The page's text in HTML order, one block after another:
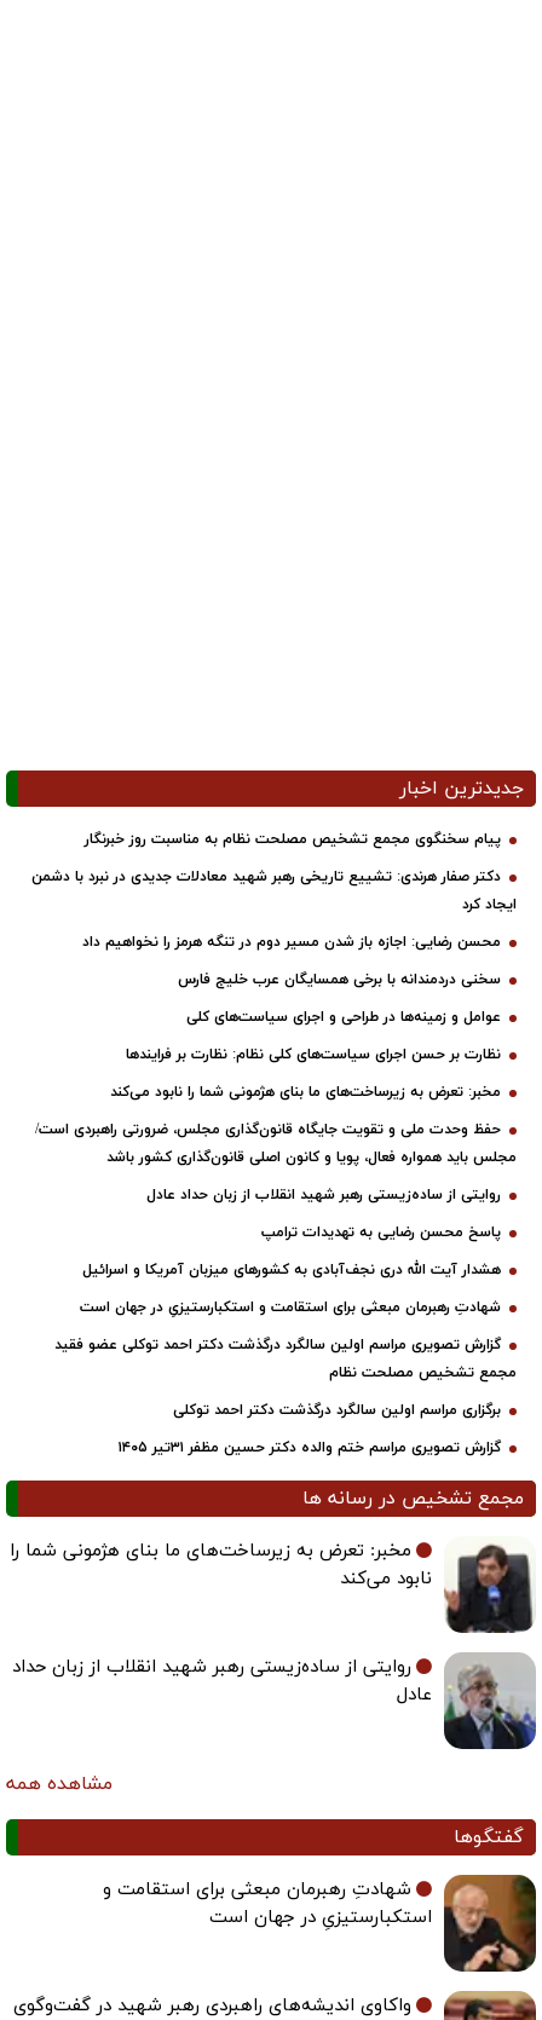
جدیدترین اخبار
پیام سخنگوی مجمع تشخیص مصلحت نظام به مناسبت روز خبرنگار
دکتر صفار هرندی: تشییع تاریخی رهبر شهید معادلات جدیدی در نبرد با دشمن
ایجاد کرد
محسن رضایی: اجازه باز شدن مسیر دوم در تنگه هرمز را نخواهیم داد
سخنی دردمندانه با برخی همسایگان عرب خلیج فارس
عوامل و زمینه‌ها در طراحی و اجرای سیاست‌های کلی
نظارت بر حسن اجرای سیاست‌های کلی نظام: نظارت بر فرایندها
مخبر: تعرض به زیرساخت‌های ما بنای هژمونی شما را نابود می‌کند
حفظ وحدت ملی و تقویت جایگاه قانون‌گذاری مجلس، ضرورتی راهبردی است/
مجلس باید همواره فعال، پویا و کانون اصلی قانون‌گذاری کشور باشد
روایتی از ساده‌زیستی رهبر شهید انقلاب از زبان حداد عادل
پاسخ محسن رضایی به تهدیدات ترامپ
هشدار آیت الله دری نجف‌آبادی به کشورهای میزبان آمریکا و اسرائیل
شهادتِ رهبرمان مبعثی برای استقامت و استکبارستیزیِ در جهان است
گزارش تصویری مراسم اولین سالگرد درگذشت دکتر احمد توکلی عضو فقید
مجمع تشخیص مصلحت نظام
برگزاری مراسم اولین سالگرد درگذشت دکتر احمد توکلی
گزارش تصویری مراسم ختم والده دکتر حسین مظفر ۳۱تیر ۱۴۰۵
مجمع تشخیص در رسانه ها
مخبر: تعرض به زیرساخت‌های ما بنای هژمونی شما را
نابود می‌کند
روایتی از ساده‌زیستی رهبر شهید انقلاب از زبان حداد
عادل
مشاهده همه
گفتگوها
شهادتِ رهبرمان مبعثی برای استقامت و
استکبارستیزیِ در جهان است
واکاوی اندیشه‌های راهبردی رهبر شهید در گفت‌وگوی